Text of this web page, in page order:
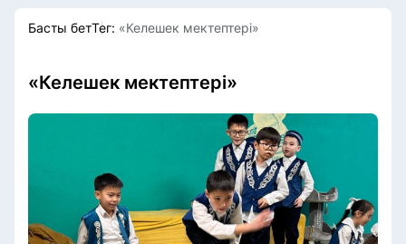
Басты бетТег: «Келешек мектептері»
«Келешек мектептері»